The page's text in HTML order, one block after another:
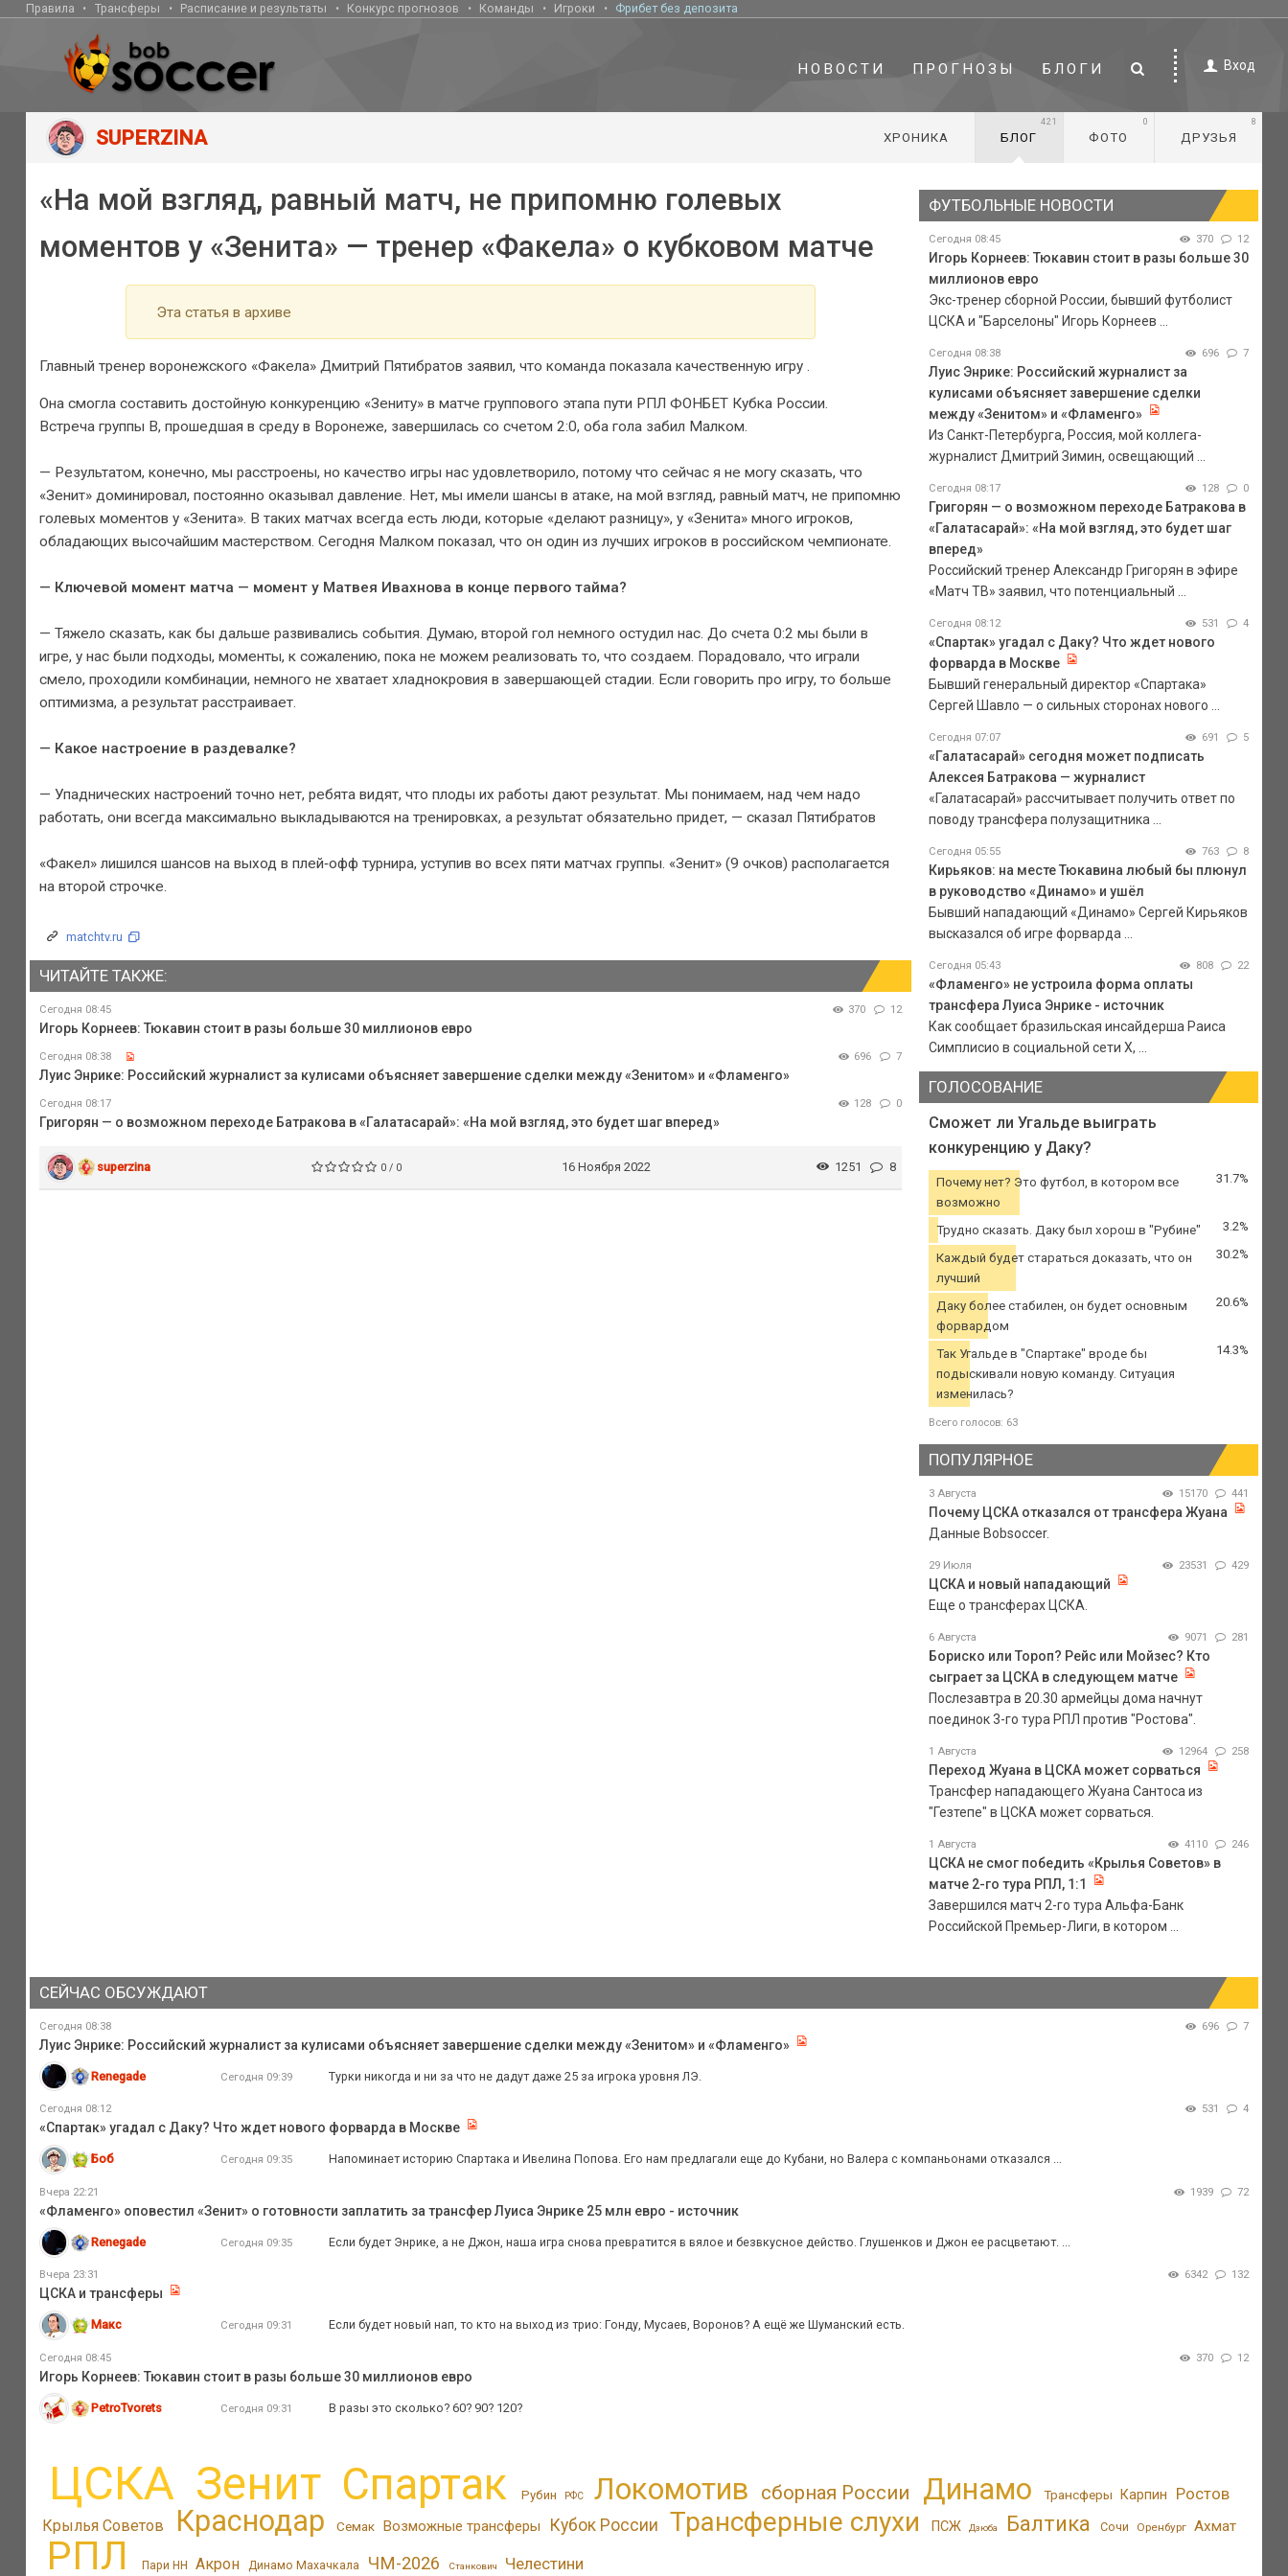
Правила Трансферы Расписание и результаты Конкурс прогнозов Команды Игроки Фрибет без депозита
НОВОСТИ ПРОГНОЗЫ БЛОГИ Вход
SUPERZINA ХРОНИКА БЛОГ
421
ФОТО
0
ДРУЗЬЯ
8
«На мой взгляд, равный матч, не припомню голевых
моментов у «Зенита» — тренер «Факела» о кубковом матче
Эта статья в архиве
Главный тренер воронежского «Факела» Дмитрий Пятибратов заявил, что команда показала качественную игру .
Она смогла составить достойную конкуренцию «Зениту» в матче группового этапа пути РПЛ ФОНБЕТ Кубка России.
Встреча группы B, прошедшая в среду в Воронеже, завершилась со счетом 2:0, оба гола забил Малком.
— Результатом, конечно, мы расстроены, но качество игры нас удовлетворило, потому что сейчас я не могу сказать, что
«Зенит» доминировал, постоянно оказывал давление. Нет, мы имели шансы в атаке, на мой взгляд, равный матч, не припомню
голевых моментов у «Зенита». В таких матчах всегда есть люди, которые «делают разницу», у «Зенита» много игроков,
обладающих высочайшим мастерством. Сегодня Малком показал, что он один из лучших игроков в российском чемпионате.
— Ключевой момент матча — момент у Матвея Ивахнова в конце первого тайма?
— Тяжело сказать, как бы дальше развивались события. Думаю, второй гол немного остудил нас. До счета 0:2 мы были в
игре, у нас были подходы, моменты, к сожалению, пока не можем реализовать то, что создаем. Порадовало, что играли
смело, проходили комбинации, немного не хватает хладнокровия в завершающей стадии. Если говорить про игру, то больше
оптимизма, а результат расстраивает.
— Какое настроение в раздевалке?
— Упаднических настроений точно нет, ребята видят, что плоды их работы дают результат. Мы понимаем, над чем надо
работать, они всегда максимально выкладываются на тренировках, а результат обязательно придет, — сказал Пятибратов
«Факел» лишился шансов на выход в плей‑офф турнира, уступив во всех пяти матчах группы. «Зенит» (9 очков) располагается
на второй строчке.
matchtv.ru
ЧИТАЙТЕ ТАКЖЕ:
Сегодня 08:45 370 12
Игорь Корнеев: Тюкавин стоит в разы больше 30 миллионов евро
Сегодня 08:38 696 7
Луис Энрике: Российский журналист за кулисами объясняет завершение сделки между «Зенитом» и «Фламенго»
Сегодня 08:17 128 0
Григорян — о возможном переходе Батракова в «Галатасарай»: «На мой взгляд, это будет шаг вперед»
superzina 0 / 0 16 Ноября 2022 1251 8
ФУТБОЛЬНЫЕ НОВОСТИ
Сегодня 08:45 370 12
Игорь Корнеев: Тюкавин стоит в разы больше 30
миллионов евро
Экс-тренер сборной России, бывший футболист
ЦСКА и "Барселоны" Игорь Корнеев ...
Сегодня 08:38 696 7
Луис Энрике: Российский журналист за
кулисами объясняет завершение сделки
между «Зенитом» и «Фламенго»
Из Санкт-Петербурга, Россия, мой коллега-
журналист Дмитрий Зимин, освещающий ...
Сегодня 08:17 128 0
Григорян — о возможном переходе Батракова в
«Галатасарай»: «На мой взгляд, это будет шаг
вперед»
Российский тренер Александр Григорян в эфире
«Матч ТВ» заявил, что потенциальный ...
Сегодня 08:12 531 4
«Спартак» угадал с Даку? Что ждет нового
форварда в Москве
Бывший генеральный директор «Спартака»
Сергей Шавло — о сильных сторонах нового ...
Сегодня 07:07 691 5
«Галатасарай» сегодня может подписать
Алексея Батракова — журналист
«Галатасарай» рассчитывает получить ответ по
поводу трансфера полузащитника ...
Сегодня 05:55 763 8
Кирьяков: на месте Тюкавина любый бы плюнул
в руководство «Динамо» и ушёл
Бывший нападающий «Динамо» Сергей Кирьяков
высказался об игре форварда ...
Сегодня 05:43 808 22
«Фламенго» не устроила форма оплаты
трансфера Луиса Энрике - источник
Как сообщает бразильская инсайдерша Раиса
Симплисио в социальной сети Х, ...
ГОЛОСОВАНИЕ
Сможет ли Угальде выиграть
конкуренцию у Даку?
Почему нет? Это футбол, в котором все
возможно
31.7%
Трудно сказать. Даку был хорош в "Рубине" 3.2%
Каждый будет стараться доказать, что он
лучший
30.2%
Даку более стабилен, он будет основным
форвардом
20.6%
Так Угальде в "Спартаке" вроде бы
подыскивали новую команду. Ситуация
изменилась?
14.3%
Всего голосов: 63
ПОПУЛЯРНОЕ
3 Августа 15170 441
Почему ЦСКА отказался от трансфера Жуана
Данные Bobsoccer.
29 Июля 23531 429
ЦСКА и новый нападающий
Еще о трансферах ЦСКА.
6 Августа 9071 281
Бориско или Тороп? Рейс или Мойзес? Кто
сыграет за ЦСКА в следующем матче
Послезавтра в 20.30 армейцы дома начнут
поединок 3-го тура РПЛ против "Ростова".
1 Августа 12964 258
Переход Жуана в ЦСКА может сорваться
Трансфер нападающего Жуана Сантоса из
"Гезтепе" в ЦСКА может сорваться.
1 Августа 4110 246
ЦСКА не смог победить «Крылья Советов» в
матче 2-го тура РПЛ, 1:1
Завершился матч 2-го тура Альфа-Банк
Российской Премьер-Лиги, в котором ...
СЕЙЧАС ОБСУЖДАЮТ
Сегодня 08:38 696 7
Луис Энрике: Российский журналист за кулисами объясняет завершение сделки между «Зенитом» и «Фламенго»
Renegade Сегодня 09:39 Турки никогда и ни за что не дадут даже 25 за игрока уровня ЛЭ.
Сегодня 08:12 531 4
«Спартак» угадал с Даку? Что ждет нового форварда в Москве
Боб Сегодня 09:35 Напоминает историю Спартака и Ивелина Попова. Его нам предлагали еще до Кубани, но Валера с компаньонами отказался ...
Вчера 22:21 1939 72
«Фламенго» оповестил «Зенит» о готовности заплатить за трансфер Луиса Энрике 25 млн евро - источник
Renegade Сегодня 09:35 Если будет Энрике, а не Джон, наша игра снова превратится в вялое и безвкусное действо. Глушенков и Джон ее расцветают. ...
Вчера 23:31 6342 132
ЦСКА и трансферы
Макс Сегодня 09:31 Если будет новый нап, то кто на выход из трио: Гонду, Мусаев, Воронов? А ещё же Шуманский есть.
Сегодня 08:45 370 12
Игорь Корнеев: Тюкавин стоит в разы больше 30 миллионов евро
PetroTvorets Сегодня 09:31 В разы это сколько? 60? 90? 120?
ЦСКА Зенит Спартак Рубин РФС Локомотив сборная России Динамо Трансферы Карпин Ростов
Крылья Советов Краснодар Семак Возможные трансферы Кубок России Трансферные слухи ПСЖ Дзюба Балтика Сочи Оренбург Ахмат
РПЛ Пари НН Акрон Динамо Махачкала ЧМ-2026 Станкович Челестини